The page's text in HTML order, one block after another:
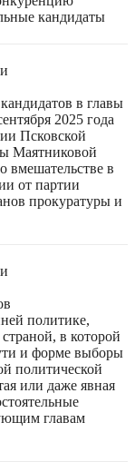
кандидаты
в главы
2025 года
Псковской
Маятниковой
вмешательстве в
от партии
прокуратуры и
политике,
в которой
и форме выборы
политической
или даже явная
главам